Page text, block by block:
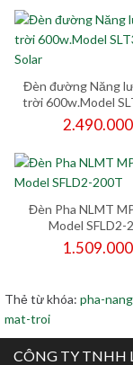
Đèn đường Năng
trời 600w.Model
Solar
Đèn Pha NLMT
Model SFLD2-
Thẻ từ khóa: pha-
mat-troi
CÔNG TY TNHH